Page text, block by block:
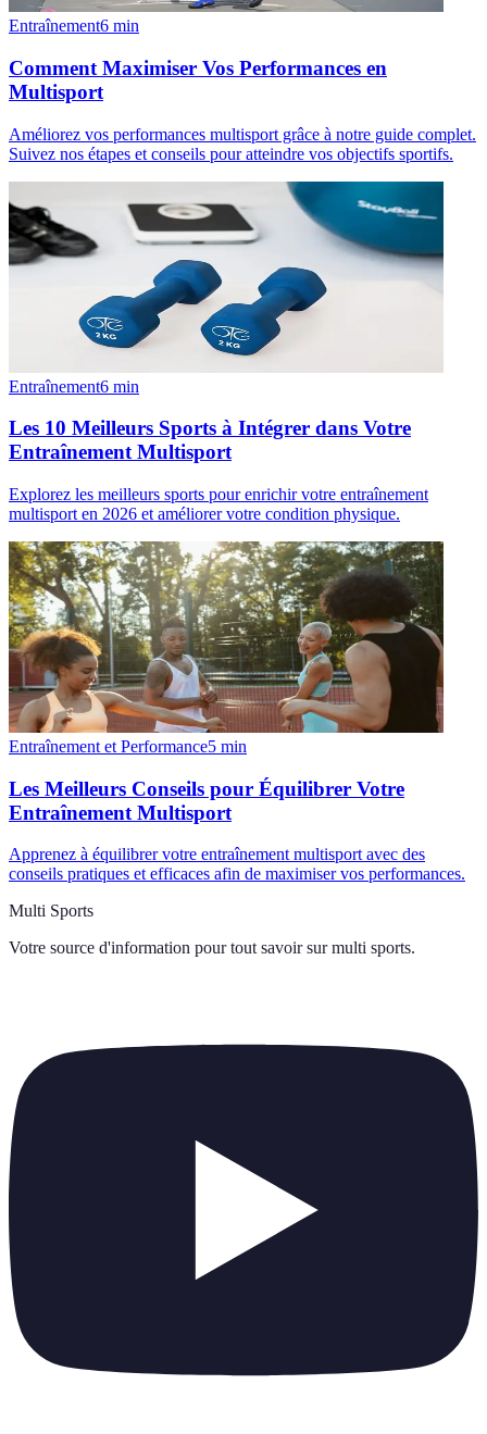
Entraînement6 min
Comment Maximiser Vos Performances en
Multisport
Améliorez vos performances multisport grâce à notre guide complet.
Suivez nos étapes et conseils pour atteindre vos objectifs sportifs.
Entraînement6 min
Les 10 Meilleurs Sports à Intégrer dans Votre
Entraînement Multisport
Explorez les meilleurs sports pour enrichir votre entraînement
multisport en 2026 et améliorer votre condition physique.
Entraînement et Performance5 min
Les Meilleurs Conseils pour Équilibrer Votre
Entraînement Multisport
Apprenez à équilibrer votre entraînement multisport avec des
conseils pratiques et efficaces afin de maximiser vos performances.
Multi Sports
Votre source d'information pour tout savoir sur multi sports.